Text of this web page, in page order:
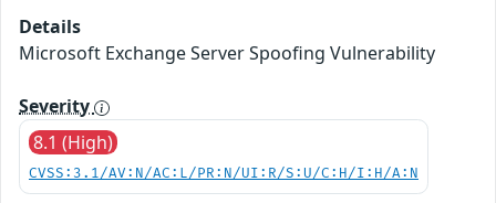
Details
Microsoft Exchange Server Spoofing Vulnerability
Severity
8.1 (High)
CVSS:3.1/AV:N/AC:L/PR:N/UI:R/S:U/C:H/I:H/A:N